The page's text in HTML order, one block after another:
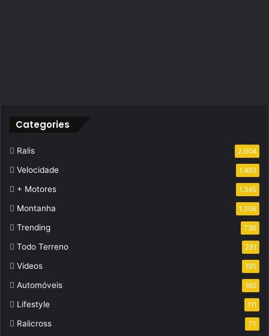
Categories
Ralis 2.004
Velocidade 1.493
+ Motores 1.345
Montanha 1.206
Trending 736
Todo Terreno 281
Videos 195
Automóveis 180
Lifestyle 111
Ralicross 71